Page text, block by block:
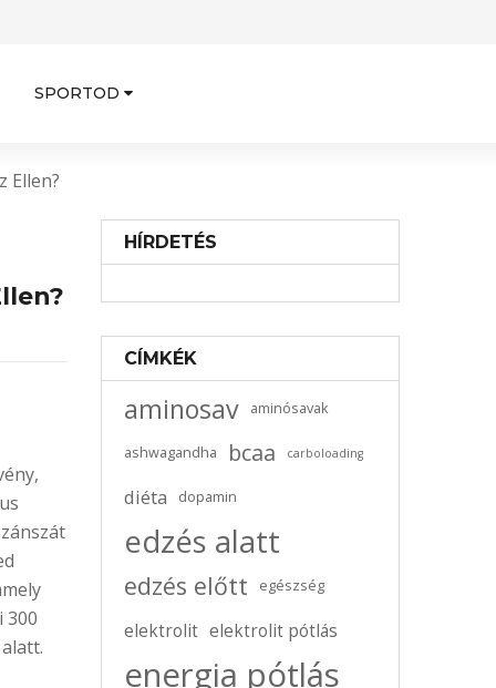
SPORTOD
Ellen?
300
HÍRDETÉS
CÍMKÉK
aminosav aminósavak
ashwagandha bcaa carboloading
diéta dopamin
edzés alatt
edzés előtt egészség
elektrolit elektrolit pótlás
energia pótlás